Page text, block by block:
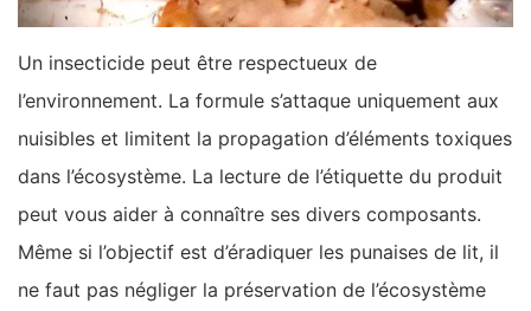
Un insecticide peut être respectueux de
l’environnement. La formule s’attaque uniquement aux
nuisibles et limitent la propagation d’éléments toxiques
dans l’écosystème. La lecture de l’étiquette du produit
peut vous aider à connaître ses divers composants.
Même si l’objectif est d’éradiquer les punaises de lit, il
ne faut pas négliger la préservation de l’écosystème